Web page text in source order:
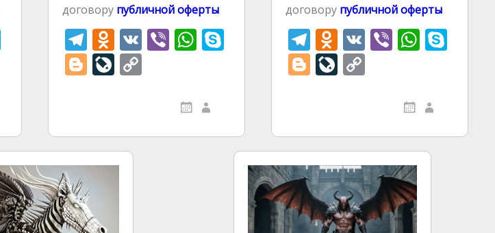
S
договору публичной оферты
T
el
e
m
O
d
n
as
s
V
K
Vi W
s
S
Bl
g
er
Li
o
u
r
C
y
договору публичной оферты
T
el
e
m
O
d
n
as
s
ni
ki
V
K
Vi W
s
p
S
Bl
g
er
Li
o
u
r
n
al
C
y
Li
n
k